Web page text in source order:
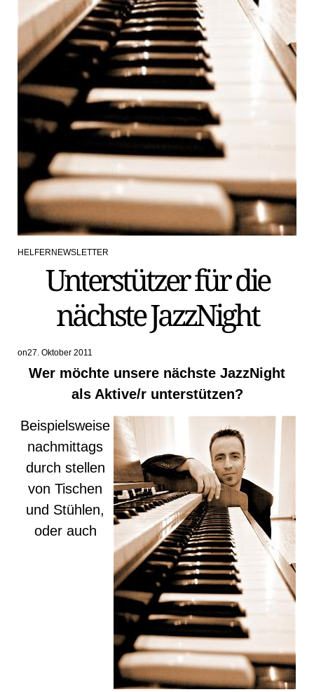
POSTED
HELFERNEWSLETTER
Unterstützer für die
nächste JazzNight
on27. Oktober 2011
Wer möchte unsere nächste JazzNight
als Aktive/r unterstützen?
Beispielsweise
nachmittags
durch stellen
von Tischen
und Stühlen,
oder auch